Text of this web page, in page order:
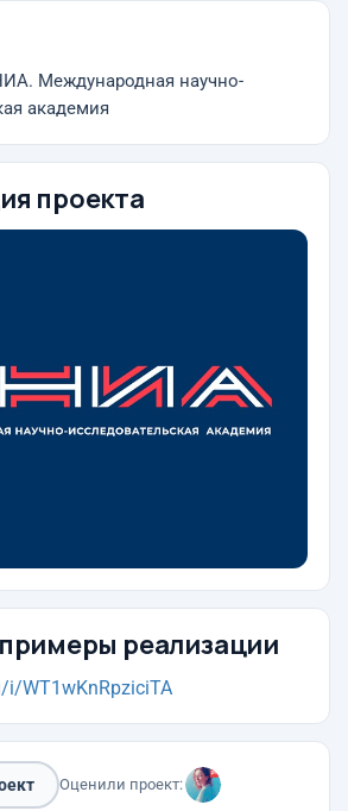
Международная научно-
академия
проекта
реализации
i/WT1wKnRpziciTA
Оценили проект: